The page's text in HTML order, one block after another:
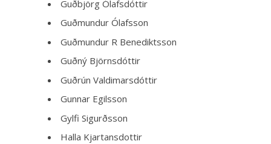
Guðbjörg Ólafsdóttir
Guðmundur Ólafsson
Guðmundur R Benediktsson
Guðný Björnsdóttir
Guðrún Valdimarsdóttir
Gunnar Egilsson
Gylfi Sigurðsson
Halla Kjartansdottir